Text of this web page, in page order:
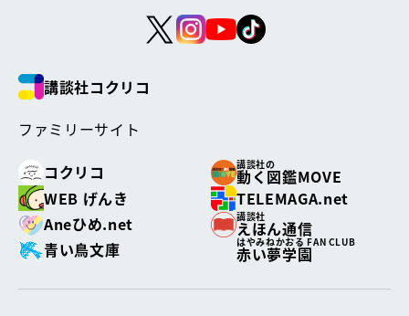
講談社コクリコ
ファミリーサイト
コクリコ
講談社の
動く図鑑MOVE
WEB げんき
TELEMAGA.net
Aneひめ.net
講談社
えほん通信
青い鳥文庫
はやみねかおる FAN CLUB
赤い夢学園